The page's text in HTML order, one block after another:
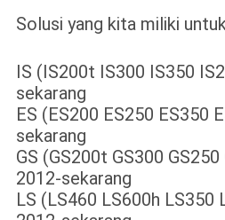
Solusi yang kita miliki
IS (IS200t IS300 IS350
sekarang
ES (ES200 ES250 ES350
sekarang
GS (GS200t GS300
2012-sekarang
LS (LS460 LS600h LS350